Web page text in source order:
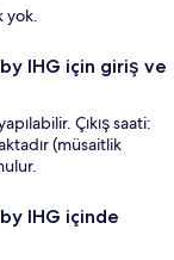
yok.
IHG için giriş ve
Çıkış saati:
(müsaitlik
IHG içinde